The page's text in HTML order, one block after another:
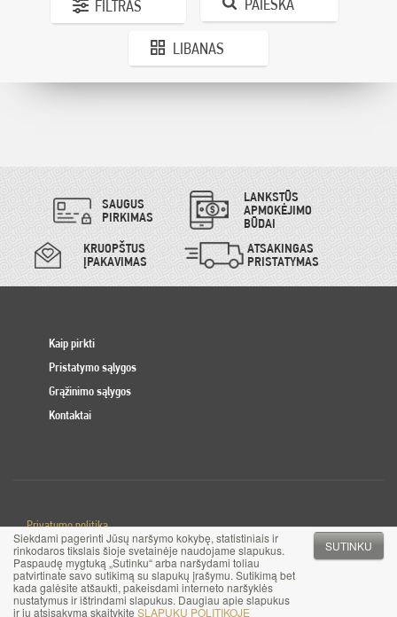
Siekdami pagerinti Jūsų naršymo kokybę, statistiniais ir
rinkodaros tikslais šioje svetainėje naudojame slapukus.
Paspaudę mygtuką „Sutinku“ arba naršydami toliau
patvirtinate savo sutikimą su slapukų įrašymu. Sutikimą bet
kada galėsite atšaukti, pakeisdami interneto naršyklės
nustatymus ir ištrindami slapukus. Daugiau apie slapukus
ir jų atsisakymą skaitykite SLAPUKŲ POLITIKOJE
SUTINKU
FILTRAS PAIEŠKA
LIBANAS
SAUGUS
PIRKIMAS
LANKSTŪS
APMOKĖJIMO
BŪDAI
KRUOPŠTUS
ĮPAKAVIMAS
ATSAKINGAS
PRISTATYMAS
Kaip pirkti
Pristatymo sąlygos
Grąžinimo sąlygos
Kontaktai
Privatumo politika
Slapuku politika
© 2017 MB Pinigai.lt. Visos teisės saugomos